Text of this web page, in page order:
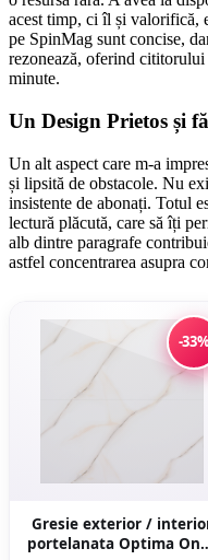
acest timp, ci îl și valorifică,
pe SpinMag sunt concise,
rezonează, oferind
minute.
Un Design Prietos și
Un alt aspect care m-a
și lipsită de obstacole. Nu
insistente de abonați. Totul
lectură plăcută, care să îți
alb dintre paragrafe
astfel concentrarea asupra
-
Gresie exterior /
portelanata Optima